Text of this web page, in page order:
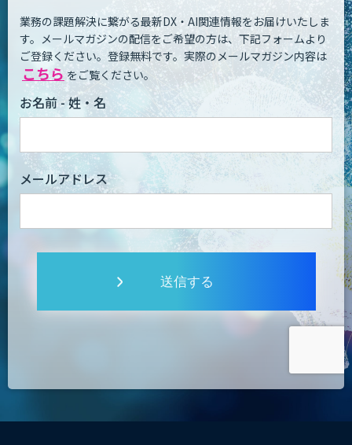
業務の課題解決に繋がる最新DX・AI関連情報をお届けいたしま
す。 メールマガジンの配信をご希望の方は、下記フォームより
ご登録ください。登録無料です。 実際のメールマガジン内容は
こちら をご覧ください。
お名前 - 姓・名
メールアドレス
送信する